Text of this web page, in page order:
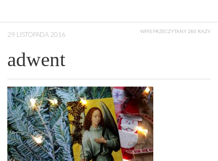
29 LISTOPADA 2016 WPIS PRZECZYTANY 280 RAZY
adwent